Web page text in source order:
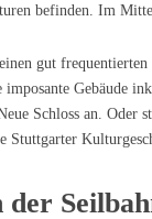
befinden. Im
gut
Gebäude
Schloss an. Oder
Stuttgarter